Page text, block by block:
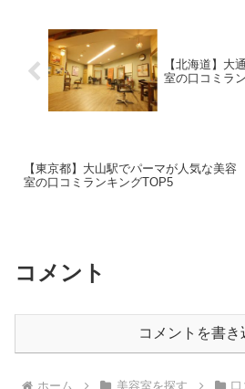
【北海道】大
室の口コミラ
【東京都】大山駅でパーマが人気な美容
室の口コミランキングTOP5
コメント
コメントを書き
ホーム 美容室を探す